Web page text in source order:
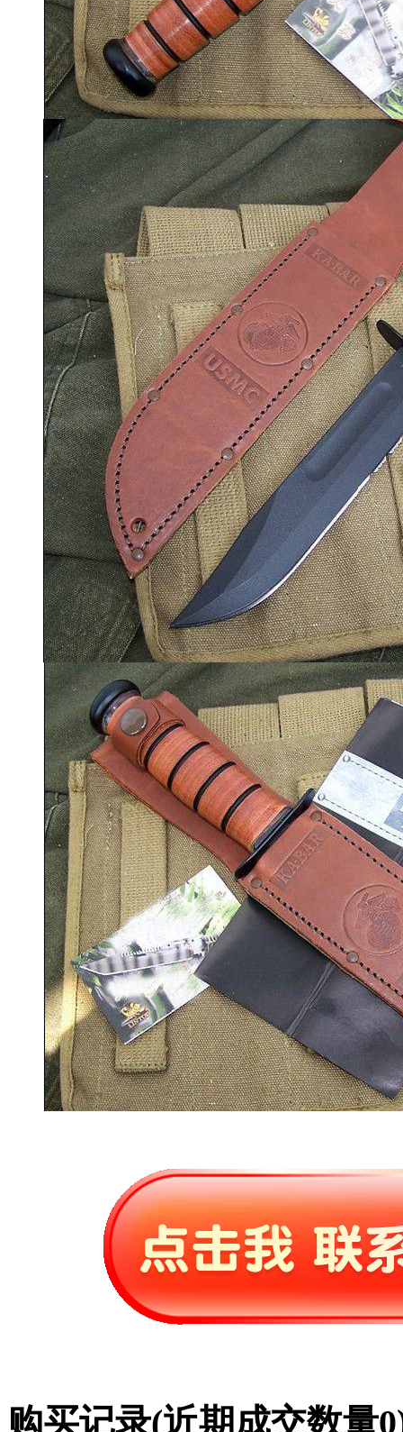
购买记录(近期成交数量0